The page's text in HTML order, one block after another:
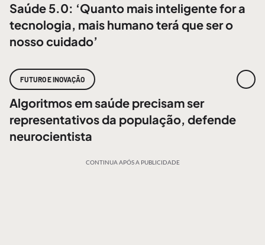
Saúde 5.0: ‘Quanto mais inteligente for a
tecnologia, mais humano terá que ser o
nosso cuidado’
FUTURO E INOVAÇÃO
Algoritmos em saúde precisam ser
representativos da população, defende
neurocientista
CONTINUA APÓS A PUBLICIDADE